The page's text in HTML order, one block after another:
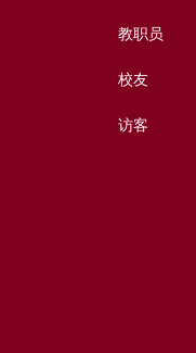
教职员
校友
访客